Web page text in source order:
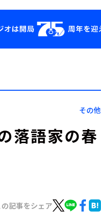
YouTube
その他
落語家の春
の記事をシェア